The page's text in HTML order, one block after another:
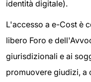
identità digitale).
L'accesso a e-Cost è
libero Foro e
giurisdizionali e ai
promuovere giudizi, a